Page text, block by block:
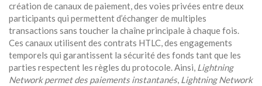
création decanaux de paiement,des voies privées entre deux
participants qui permettent d’échanger de multiples
transactions sans toucher la chaîne principale à chaque fois.
Ces canaux utilisent des contrats HTLC,des engagements
temporels qui garantissent la sécurité des fonds tant que les
parties respectent les règles du protocole. Ainsi, Lightning
Network permet des paiements instantanés, Lightning Network